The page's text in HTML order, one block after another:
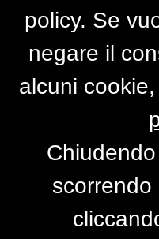
di
policy. Se
negare il
alcuni